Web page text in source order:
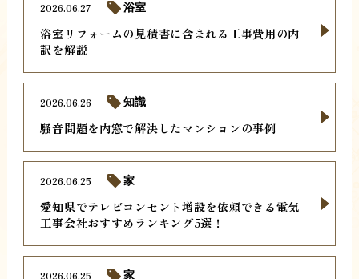
浴室リフォームの見積書に含まれる工事費用の内
訳を解説
2026.06.27 浴室
騒音問題を内窓で解決したマンションの事例
2026.06.26 知識
愛知県でテレビコンセント増設を依頼できる電気
工事会社おすすめランキング5選！
2026.06.25 家
2026.06.25 家